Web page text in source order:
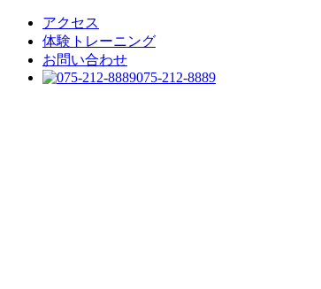
アクセス
体験トレーニング
お問い合わせ
075-212-8889